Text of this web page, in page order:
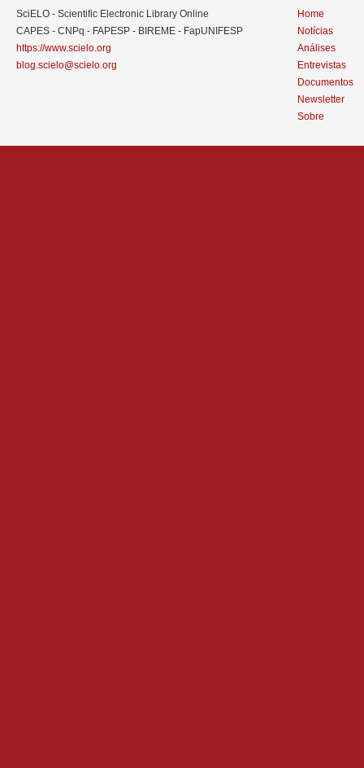
SciELO - Scientific Electronic Library Online
CAPES - CNPq - FAPESP - BIREME - FapUNIFESP
https://www.scielo.org
blog.scielo@scielo.org
Home
Notícias
Análises
Entrevistas
Documentos
Newsletter
Sobre